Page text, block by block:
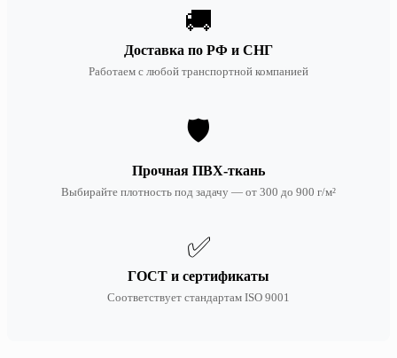
🚚
Доставка по РФ и СНГ
Работаем с любой транспортной компанией
🛡️
Прочная ПВХ-ткань
Выбирайте плотность под задачу — от 300 до 900 г/м²
✅
ГОСТ и сертификаты
Соответствует стандартам ISO 9001